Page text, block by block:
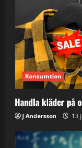
Konsumtion
Handla kläder på
J Andersson 13